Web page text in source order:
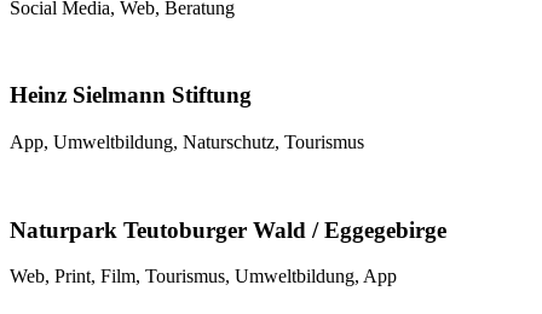
Social Media, Web, Beratung
Heinz Sielmann Stiftung
App, Umweltbildung, Naturschutz, Tourismus
Naturpark Teutoburger Wald / Eggegebirge
Web, Print, Film, Tourismus, Umweltbildung, App